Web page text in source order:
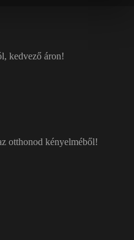
kedvező áron!
otthonod kényelméből!